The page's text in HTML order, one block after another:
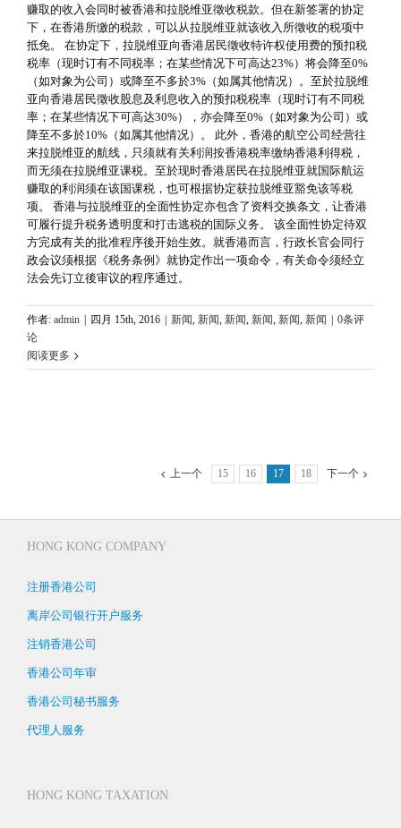
赚取的收入会同时被香港和拉脱维亚徵收税款。但在新签署的协定
下，在香港所缴的税款，可以从拉脱维亚就该收入所徵收的税项中
抵免。 在协定下，拉脱维亚向香港居民徵收特许权使用费的预扣税
税率（现时订有不同税率；在某些情况下可高达23%）将会降至0%
（如对象为公司）或降至不多於3%（如属其他情况）。至於拉脱维
亚向香港居民徵收股息及利息收入的预扣税税率（现时订有不同税
率；在某些情况下可高达30%），亦会降至0%（如对象为公司）或
降至不多於10%（如属其他情况）。 此外，香港的航空公司经营往
来拉脱维亚的航线，只须就有关利润按香港税率缴纳香港利得税，
而无须在拉脱维亚课税。至於现时香港居民在拉脱维亚就国际航运
赚取的利润须在该国课税，也可根据协定获拉脱维亚豁免该等税
项。 香港与拉脱维亚的全面性协定亦包含了资料交换条文，让香港
可履行提升税务透明度和打击逃税的国际义务。 该全面性协定待双
方完成有关的批准程序後开始生效。就香港而言，行政长官会同行
政会议须根据《税务条例》就协定作出一项命令，有关命令须经立
法会先订立後审议的程序通过。
作者: admin 四月 15th, 2016 新闻, 新闻, 新闻, 新闻, 新闻, 新闻
0条评
论
阅读更多
上一个 15 16 17 18 下一个
HONG KONG COMPANY
注册香港公司
离岸公司银行开户服务
注销香港公司
香港公司年审
香港公司秘书服务
代理人服务
HONG KONG TAXATION